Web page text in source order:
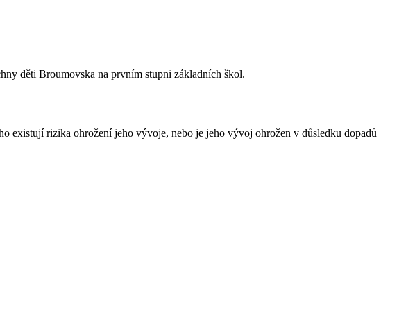
děti Broumovska na prvním stupni základních škol.
existují rizika ohrožení jeho vývoje, nebo je jeho vývoj ohrožen v důsledku dopadů